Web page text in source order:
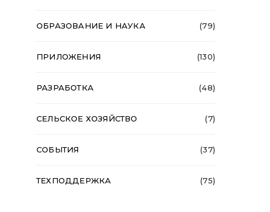
ОБРАЗОВАНИЕ И НАУКА (79)
ПРИЛОЖЕНИЯ (130)
РАЗРАБОТКА (48)
СЕЛЬСКОЕ ХОЗЯЙСТВО (7)
СОБЫТИЯ (37)
ТЕХПОДДЕРЖКА (75)